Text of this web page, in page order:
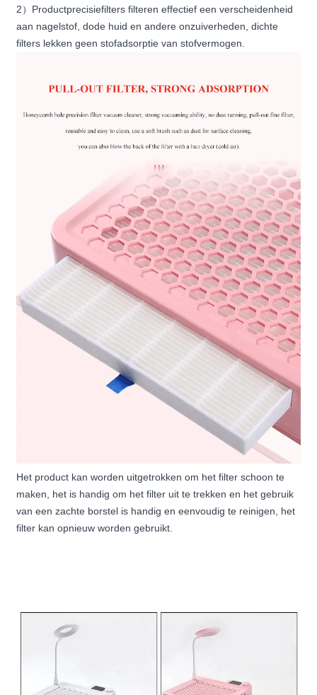
2） Productprecisiefilters filteren effectief een verscheidenheid
aan nagelstof, dode huid en andere onzuiverheden, dichte
filters lekken geen stofadsorptie van stofvermogen.
Het product kan worden uitgetrokken om het filter schoon te
maken, het is handig om het filter uit te trekken en het gebruik
van een zachte borstel is handig en eenvoudig te reinigen, het
filter kan opnieuw worden gebruikt.